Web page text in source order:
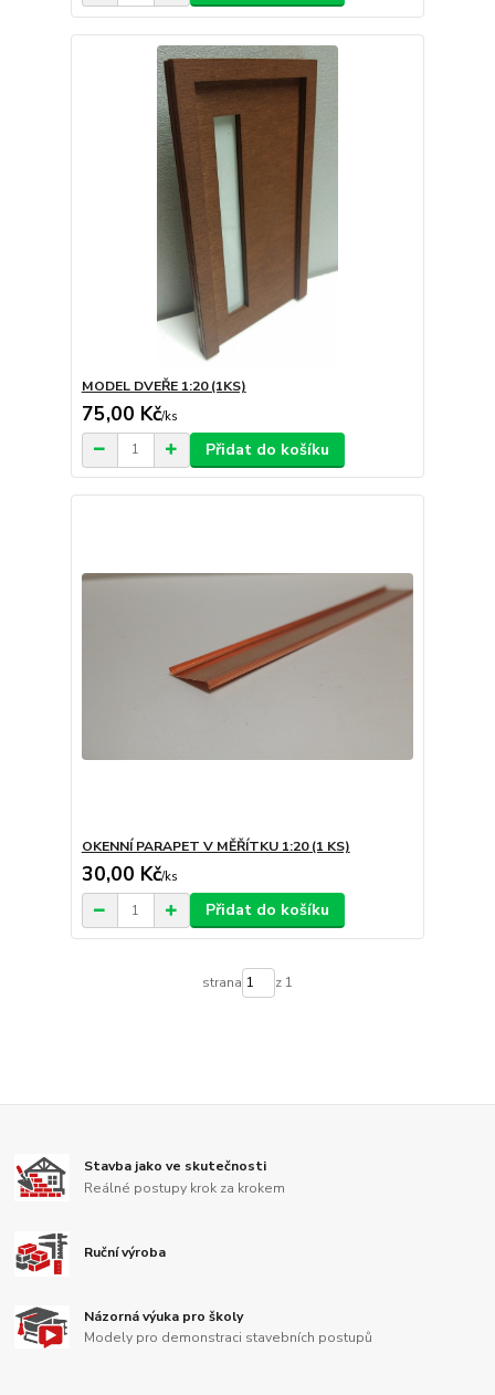
MODEL DVEŘE 1:20 (1KS)
75,00 Kč/ks
Přidat do košíku
OKENNÍ PARAPET V MĚŘÍTKU 1:20 (1 KS)
30,00 Kč/ks
Přidat do košíku
strana z 1
Stavba jako ve skutečnosti
Reálné postupy krok za krokem
Ruční výroba
Názorná výuka pro školy
Modely pro demonstraci stavebních postupů